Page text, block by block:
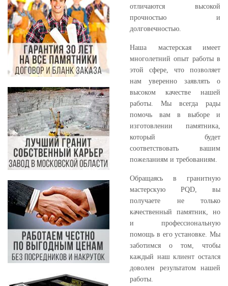
отличаются высокой
прочностью и
долговечностью.
Наша мастерская имеет
многолетний опыт работы в
этой сфере, что позволяет
нам уверенно заявлять о
высоком качестве нашей
работы. Мы всегда рады
помочь вам в выборе и
изготовлении памятника,
который будет
соответствовать вашим
пожеланиям и требованиям.
Обращаясь в гранитную
мастерскую PQD, вы
получаете не только
качественный памятник, но
и профессиональную
помощь в его установке. Мы
заботимся о том, чтобы
каждый наш клиент остался
доволен результатом нашей
работы.